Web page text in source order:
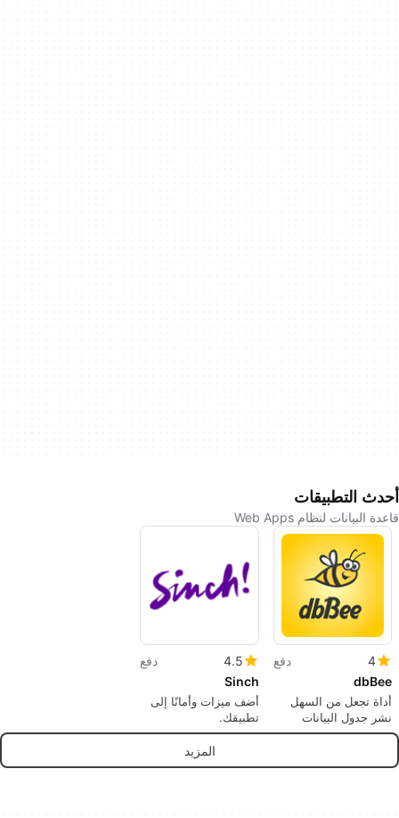
أحدث التطبيقات
قاعدة البيانات لنظام Web Apps
4
دفع
dbBee
أداة تجعل من السهل
نشر جدول البيانات
الخاص بك على الإنترنت.
4.5
دفع
Sinch
أضف ميزات وأمانًا إلى
تطبيقك.
المزيد